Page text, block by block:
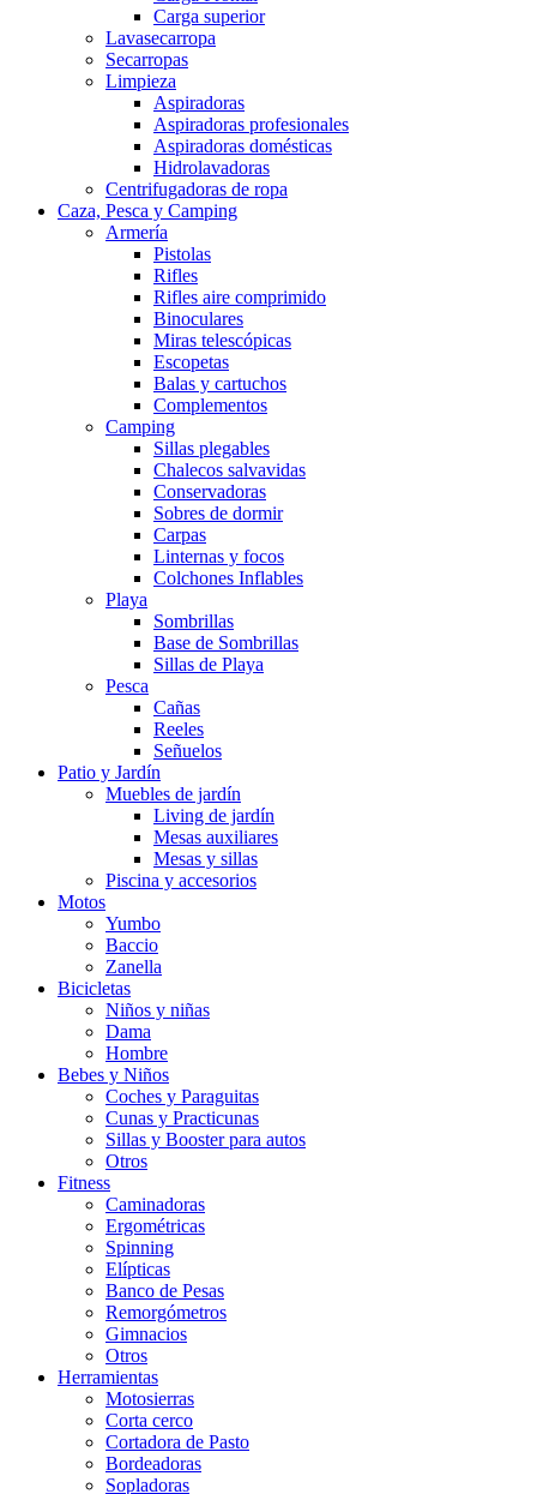
Carga superior
Lavasecarropa
Secarropas
Limpieza
Aspiradoras
Aspiradoras profesionales
Aspiradoras domésticas
Hidrolavadoras
Centrifugadoras de ropa
Caza, Pesca y Camping
Armería
Pistolas
Rifles
Rifles aire comprimido
Binoculares
Miras telescópicas
Escopetas
Balas y cartuchos
Complementos
Camping
Sillas plegables
Chalecos salvavidas
Conservadoras
Sobres de dormir
Carpas
Linternas y focos
Colchones Inflables
Playa
Sombrillas
Base de Sombrillas
Sillas de Playa
Pesca
Cañas
Reeles
Señuelos
Patio y Jardín
Muebles de jardín
Living de jardín
Mesas auxiliares
Mesas y sillas
Piscina y accesorios
Motos
Yumbo
Baccio
Zanella
Bicicletas
Niños y niñas
Dama
Hombre
Bebes y Niños
Coches y Paraguitas
Cunas y Practicunas
Sillas y Booster para autos
Otros
Fitness
Caminadoras
Ergométricas
Spinning
Elípticas
Banco de Pesas
Remorgómetros
Gimnacios
Otros
Herramientas
Motosierras
Corta cerco
Cortadora de Pasto
Bordeadoras
Sopladoras